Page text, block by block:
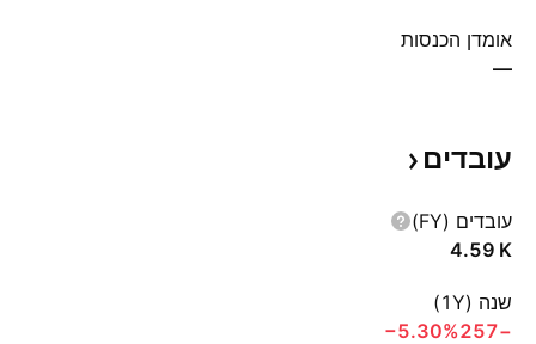
אומדן הכנסות
—
עובדים
עובדים (FY)
‪4.59 K‬
שנה (1Y)
−257
‪−5.30%‬